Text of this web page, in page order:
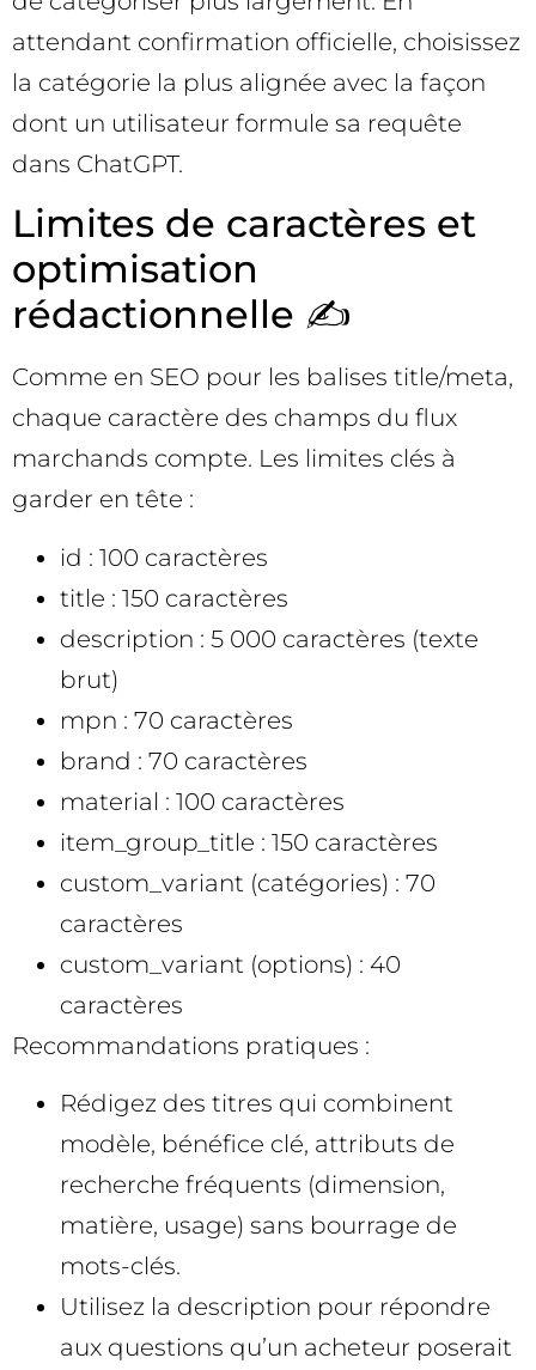
attendant confirmation officielle, choisissez
la catégorie la plus alignée avec la façon
dont un utilisateur formule sa requête
dans ChatGPT.
Limites de caractères et
optimisation
rédactionnelle ✍️
Comme en SEO pour les balises title/meta,
chaque caractère des champs du flux
marchands compte. Les limites clés à
garder en tête :
id : 100 caractères
title : 150 caractères
description : 5 000 caractères (texte
brut)
mpn : 70 caractères
brand : 70 caractères
material : 100 caractères
item_group_title : 150 caractères
custom_variant (catégories) : 70
caractères
custom_variant (options) : 40
caractères
Recommandations pratiques :
Rédigez des titres qui combinent
modèle, bénéfice clé, attributs de
recherche fréquents (dimension,
matière, usage) sans bourrage de
mots-clés.
Utilisez la description pour répondre
aux questions qu’un acheteur poserait